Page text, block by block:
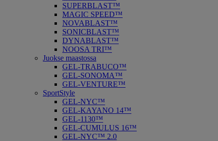
SUPERBLAST™
MAGIC SPEED™
NOVABLAST™
SONICBLAST™
DYNABLAST™
NOOSA TRI™
Juokse maastossa
GEL-TRABUCO™
GEL-SONOMA™
GEL-VENTURE™
SportStyle
GEL-NYC™
GEL-KAYANO 14™
GEL-1130™
GEL-CUMULUS 16™
GEL-NYC™ 2.0